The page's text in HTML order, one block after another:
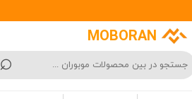
MOBORAN
⌕
حساب کاربری من
تغییر گذر واژه